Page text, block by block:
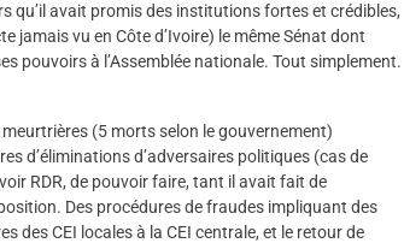
qu’il avait promis des institutions fortes et crédibles,
jamais vu en Côte d’Ivoire) le même Sénat dont
pouvoirs à l’Assemblée nationale. Tout simplement.
(5 morts selon le gouvernement)
d’éliminations d’adversaires politiques (cas de
RDR, de pouvoir faire, tant il avait fait de
Des procédures de fraudes impliquant des
des CEI locales à la CEI centrale, et le retour de